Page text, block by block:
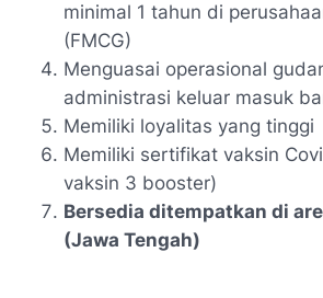
minimal 1 tahun di
(FMCG)
Menguasai operasional
administrasi keluar masuk
Memiliki loyalitas yang tinggi
Memiliki sertifikat vaksin
vaksin 3 booster)
Bersedia ditempatkan di
(Jawa Tengah)